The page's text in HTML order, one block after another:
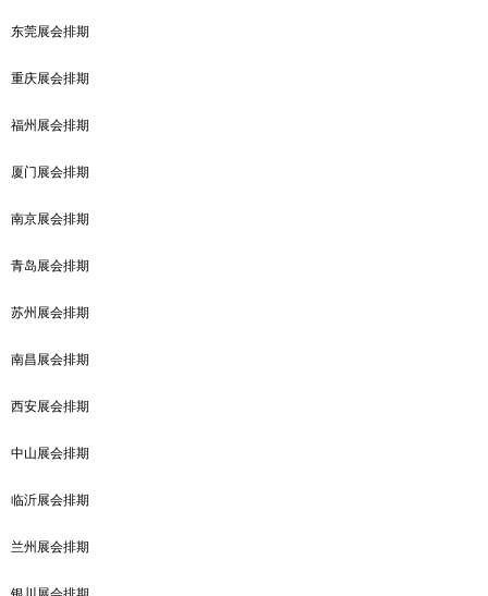
东莞展会排期
重庆展会排期
福州展会排期
厦门展会排期
南京展会排期
青岛展会排期
苏州展会排期
南昌展会排期
西安展会排期
中山展会排期
临沂展会排期
兰州展会排期